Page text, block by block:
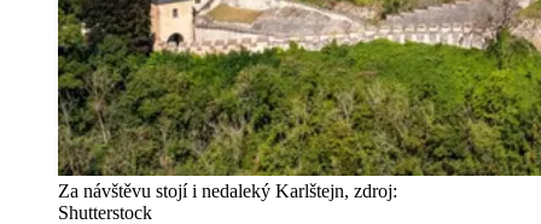
Za návštěvu stojí i nedaleký Karlštejn, zdroj:
Shutterstock